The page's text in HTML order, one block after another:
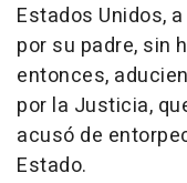
Estados Unidos,
por su padre, sin
entonces,
por la Justicia,
acusó de
Estado.